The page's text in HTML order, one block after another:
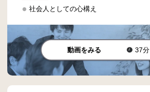
社会人としての心構え
動画をみる 37分